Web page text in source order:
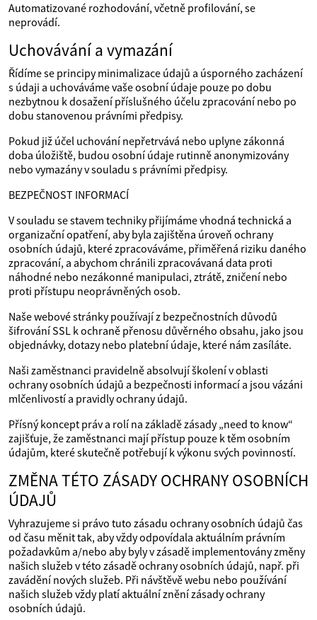
Automatizované rozhodování, včetně profilování, se
neprovádí.
Uchovávání a vymazání
Řídíme se principy minimalizace údajů a úsporného zacházení
s údaji a uchováváme vaše osobní údaje pouze po dobu
nezbytnou k dosažení příslušného účelu zpracování nebo po
dobu stanovenou právními předpisy.
Pokud již účel uchování nepřetrvává nebo uplyne zákonná
doba úložiště, budou osobní údaje rutinně anonymizovány
nebo vymazány v souladu s právními předpisy.
BEZPEČNOST INFORMACÍ
V souladu se stavem techniky přijímáme vhodná technická a
organizační opatření, aby byla zajištěna úroveň ochrany
osobních údajů, které zpracováváme, přiměřená riziku daného
zpracování, a abychom chránili zpracovávaná data proti
náhodné nebo nezákonné manipulaci, ztrátě, zničení nebo
proti přístupu neoprávněných osob.
Naše webové stránky používají z bezpečnostních důvodů
šifrování SSL k ochraně přenosu důvěrného obsahu, jako jsou
objednávky, dotazy nebo platební údaje, které nám zasíláte.
Naši zaměstnanci pravidelně absolvují školení v oblasti
ochrany osobních údajů a bezpečnosti informací a jsou vázáni
mlčenlivostí a pravidly ochrany údajů.
Přísný koncept práv a rolí na základě zásady „need to know“
zajišťuje, že zaměstnanci mají přístup pouze k těm osobním
údajům, které skutečně potřebují k výkonu svých povinností.
ZMĚNA TÉTO ZÁSADY OCHRANY OSOBNÍCH
ÚDAJŮ
Vyhrazujeme si právo tuto zásadu ochrany osobních údajů čas
od času měnit tak, aby vždy odpovídala aktuálním právním
požadavkům a/nebo aby byly v zásadě implementovány změny
našich služeb v této zásadě ochrany osobních údajů, např. při
zavádění nových služeb. Při návštěvě webu nebo používání
našich služeb vždy platí aktuální znění zásady ochrany
osobních údajů.